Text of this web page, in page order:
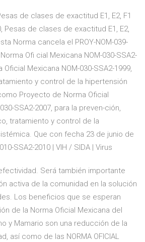
de clases de exactitud E1, E2, F1
Pesas de clases de exactitud E1, E2,
Norma cancela el PROY-NOM-039-
Ofi cial Mexicana NOM-030-SSA2-
Oficial Mexicana NOM-030-SSA2-1999,
y control de la hipertensión
Proyecto de Norma Oficial
SSA2-2007, para la preven-ción,
tratamiento y control de la
Que con fecha 23 de junio de
SSA2-2010 | VIH / SIDA | Virus
Será también importante
activa de la comunidad en la solución
Los beneficios que se esperan
de la Norma Oficial Mexicana del
y Mamario son una reducción de la
así como de las NORMA OFICIAL